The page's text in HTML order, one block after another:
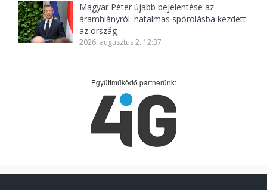
Magyar Péter újabb bejelentése az
áramhiányról: hatalmas spórolásba kezdett
az ország
2026. augusztus 2. 12:37
Együttműködő partnerünk: